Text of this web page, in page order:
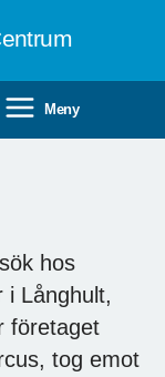
Meny
hos
i Långhult,
företaget
tog emot